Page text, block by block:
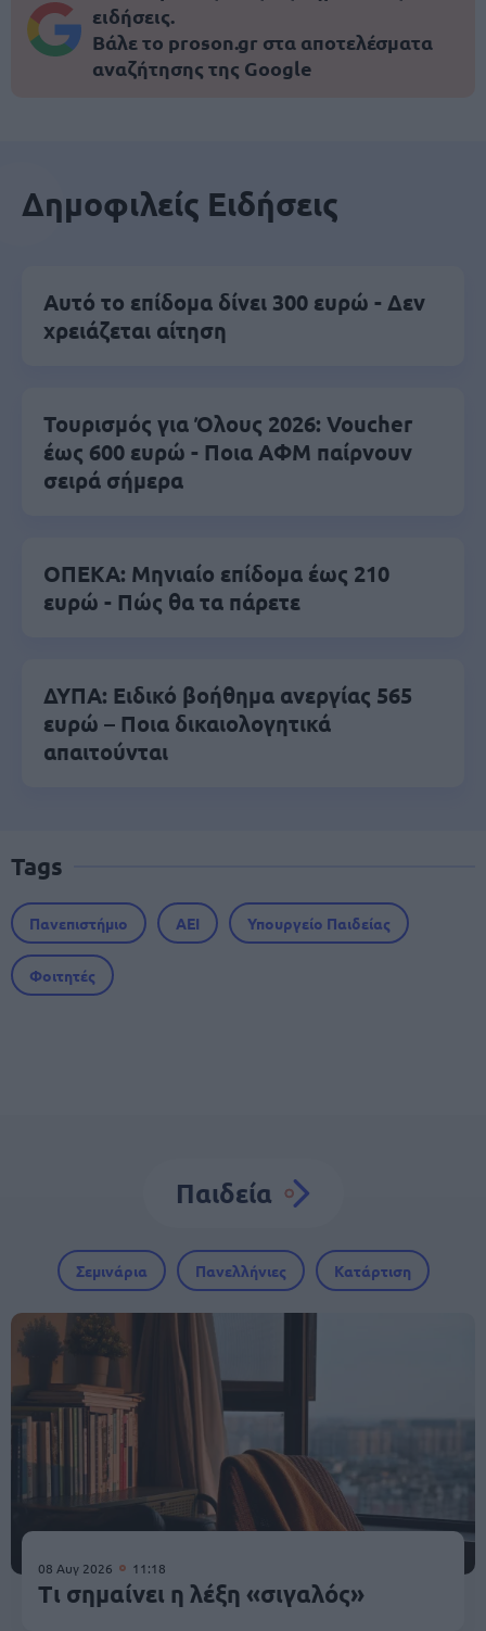
ειδήσεις.
Βάλε το proson.gr στα αποτελέσματα
αναζήτησης της Google
Δημοφιλείς Ειδήσεις
Αυτό το επίδομα δίνει 300 ευρώ - Δεν
χρειάζεται αίτηση
Τουρισμός για Όλους 2026: Voucher
έως 600 ευρώ - Ποια ΑΦΜ παίρνουν
σειρά σήμερα
ΟΠΕΚΑ: Μηνιαίο επίδομα έως 210
ευρώ - Πώς θα τα πάρετε
ΔΥΠΑ: Ειδικό βοήθημα ανεργίας 565
ευρώ – Ποια δικαιολογητικά
απαιτούνται
Tags
Πανεπιστήμιο ΑΕΙ Υπουργείο Παιδείας
Φοιτητές
Παιδεία
Σεμινάρια Πανελλήνιες Κατάρτιση
08 Αυγ 2026 11:18
Τι σημαίνει η λέξη «σιγαλός»